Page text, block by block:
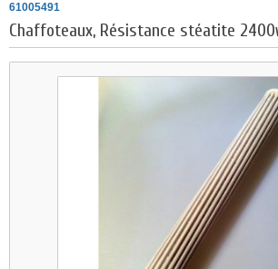
61005491
Chaffoteaux, Résistance stéatite